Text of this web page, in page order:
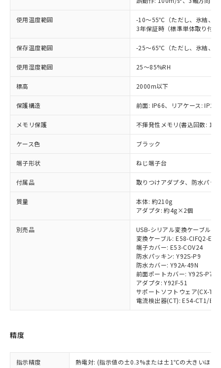
使用温度範囲
-10～55℃（ただし、氷結、
3年保証時（標準単体取り付
保存温度範囲 -25～65℃（ただし、氷結、
使用湿度範囲 25～85%RH
標高 2000m以下
保護構造 前面: IP66、リアケース: IP20
メモリ保護 不揮発性メモリ(書込回数:
ケース色 ブラック
端子形状 ねじ端子台
付属品 取りつけアダプタ、防水パッ
質量
本体: 約210g
アダプタ: 約4g×2個
別売品
USB-シリアル変換ケーブル:
変換ケーブル: E58-CIFQ2-E
端子カバー: E53-COV24
防水パッキン: Y92S-P9
防水カバー: Y92A-49N
前面ポートカバー: Y92S-P7
アダプタ: Y92F-51
サポートソフトウェア(CX-
電流検出器(CT): E54-CT1/
精度
指示精度
熱電対: (指示値の±0.3%または±1℃の大きいほう
以下の条件をお読みいただき、同意のうえ
本サービスは、当社制御機器事業取扱
商品の当社在庫状況および標準価格
(税抜)を提供させていただくもので
当社制御機器事業取扱商品の中には、
本サービスの対象外となる商品もある
タに基づき作成されるものであり、閲
覧された時点での実際の在庫および標
※1 対応状況
対応済み：EU RoHS指令（10物質）の
非含有に対応した製品が提供可能な商品で
対応予定：EU RoHS指令（10物質）の非含
有に対応した製品に切り替える予定のある
対応予定なし：EU RoHS指令（10物質）の
非含有に非対応の商品で、対応品を出す予
調査・確認中：EU RoHS指令（10物質）の
非含有の対応状況を調査中または確認中の
非該当品：ライセンス料など無形物で、有
害物質有無と関係のない商品です。
仕入先様の事情により、非含有部品として
ミウム(Cd) 100ppm以下、
「○」：最大均質材料含有率が中国RoHSの
基準値以下であることを示します。
「×」：最大均質材料含有率が中国RoHSの
*中国RoHS10物質の基準値 (GB/T26572)：
Pb(鉛) :1000ppm、 Hg(水銀) : 1000ppm、 Cd(カドミウ
または国外への提供する場合は、日本
国政府の輸出許可(または役務取引許
記
説明